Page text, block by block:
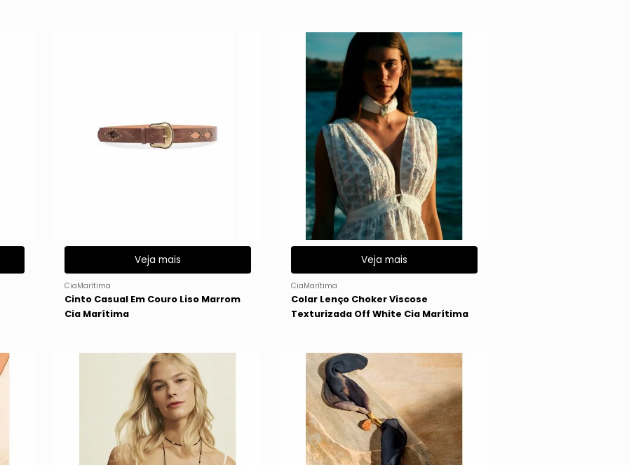
Veja mais
CiaMarítima
Cinto Casual Em Couro Liso Marrom
Cia Marítima
Veja mais
CiaMarítima
Colar Lenço Choker Viscose
Texturizada Off White Cia Marítima